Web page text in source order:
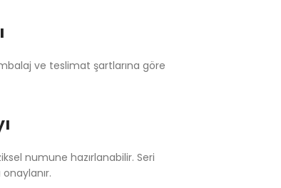
ve teslimat şartlarına göre
numune hazırlanabilir. Seri